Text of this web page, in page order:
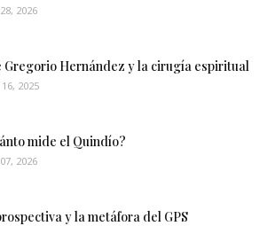
2026
Gregorio Hernández y la cirugía espiritual
2025
mide el Quindío?
2026
y la metáfora del GPS